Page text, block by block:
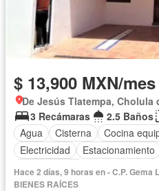
$ 13,900 MXN/mes
De Jesús Tlatempa, Cholula
3 Recámaras
2.5 Baños
Agua
Cisterna Cocina
Electricidad
Estacionamiento
Sin amueblar
Hace 2 días, 9 horas en - C.P. Gema
BIENES RAÍCES